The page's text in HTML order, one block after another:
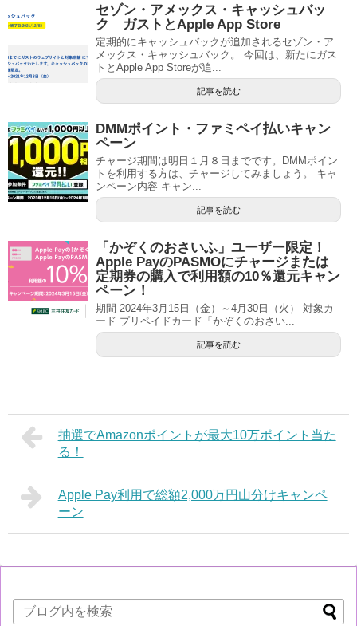
セゾン・アメックス・キャッシュバッ
ク ガストとApple App Store
定期的にキャッシュバックが追加されるセゾン・ア
メックス・キャッシュバック。 今回は、新たにガス
トとApple App Storeが追...
記事を読む
DMMポイント・ファミペイ払いキャン
ペーン
チャージ期間は明日１月８日までです。DMMポイン
トを利用する方は、チャージしてみましょう。 キャ
ンペーン内容 キャン...
記事を読む
「かぞくのおさいふ」ユーザー限定！
Apple PayのPASMOにチャージまたは
定期券の購入で利用額の10％還元キャン
ペーン！
期間 2024年3月15日（金）～4月30日（火） 対象カ
ード プリペイドカード「かぞくのおさい...
記事を読む
抽選でAmazonポイントが最大10万ポイント当た
る！
Apple Pay利用で総額2,000万円山分けキャンペ
ーン